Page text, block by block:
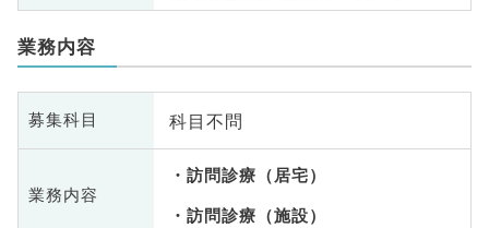
業務内容
募集科目 科目不問
業務内容
訪問診療（居宅）
訪問診療（施設）